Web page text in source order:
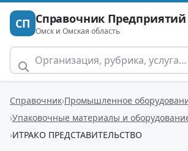
СП Справочник Предприятий
Омск и Омская область
Справочник Промышленное
Упаковочные материалы и
ИТРАКО ПРЕДСТАВИТЕЛЬСТВО